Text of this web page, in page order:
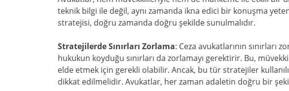
teknik bilgi ile değil, aynı zamanda ikna edici bir konuşma
stratejisi, doğru zamanda doğru şekilde sunulmalıdır.
Stratejilerde Sınırları Zorlama: Ceza avukatlarının sınırları
hukukun koyduğu sınırları da zorlamayı gerektirir. Bu,
elde etmek için gerekli olabilir. Ancak, bu tür stratejiler
dikkat edilmelidir. Avukatlar, her zaman adaletin doğru bir